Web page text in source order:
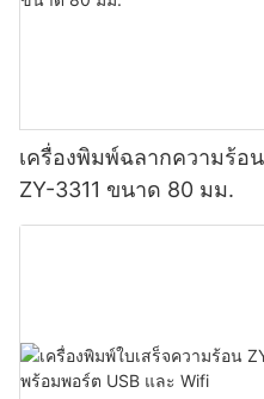
เครื่องพิมพ์ฉลากความร้อ
ZY-3311 ขนาด 80 มม.